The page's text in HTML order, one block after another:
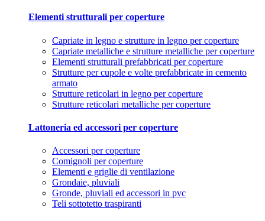
Elementi strutturali per coperture
Capriate in legno e strutture in legno per coperture
Capriate metalliche e strutture metalliche per coperture
Elementi strutturali prefabbricati per coperture
Strutture per cupole e volte prefabbricate in cemento
armato
Strutture reticolari in legno per coperture
Strutture reticolari metalliche per coperture
Lattoneria ed accessori per coperture
Accessori per coperture
Comignoli per coperture
Elementi e griglie di ventilazione
Grondaie, pluviali
Gronde, pluviali ed accessori in pvc
Teli sottotetto traspiranti